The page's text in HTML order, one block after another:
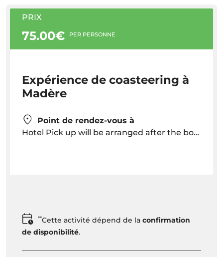
PRIX
75.00€ PER PERSONNE
Expérience de coasteering à
Madère
Point de rendez-vous à
Hotel Pick up will be arranged after the booking. Pick up time will vary depending on your hotel location
**Cette activité dépend de la confirmation
de disponibilité.